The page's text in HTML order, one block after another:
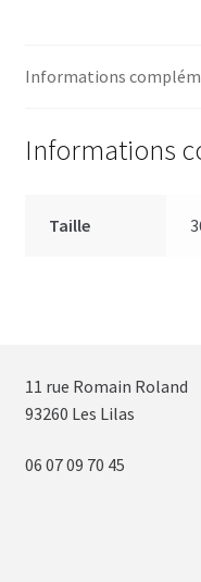
Informations
Informations
Taille
11 rue Romain Roland
93260 Les Lilas
06 07 09 70 45